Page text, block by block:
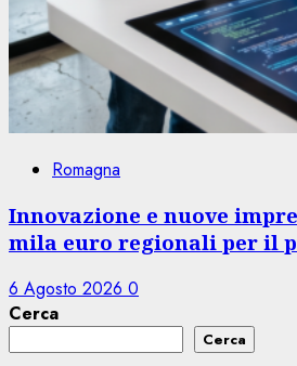
Romagna
Innovazione e nuove
mila euro regionali per il
6 Agosto 2026 0
Cerca
Cerca